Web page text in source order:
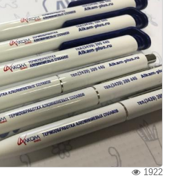
1922